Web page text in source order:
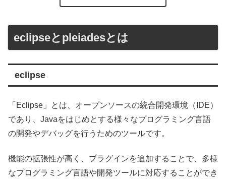
eclipseとpleiadesとは
eclipse
「Eclipse」とは、オープンソースの統合開発環境（IDE）
であり、Javaをはじめとする様々なプログラミング言語
の開発やデバッグを行うためのツールです。
機能の拡張性が高く、プラグインを追加することで、多様
なプログラミング言語や開発ツールに対応することができ